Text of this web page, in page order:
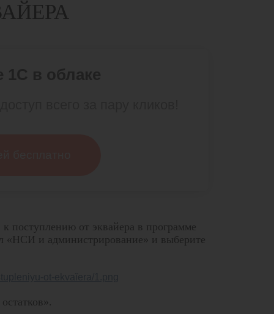
поступлению от эквайера в программе
«НСИ и администрирование» и выберите